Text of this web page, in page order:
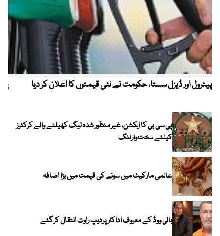
پیٹرول اور ڈیزل سستا، حکومت نے نئی قیمتوں کا اعلان کر دیا
پی سی بی کا ایکشن، غیر منظور شدہ لیگ کھیلنے والے کرکٹرز
کیلئے سخت وارننگ
عالمی مارکیٹ میں سونے کی قیمت میں بڑا اضافہ
بالی ووڈ کے معروف اداکار پردیپ راوت انتقال کر گئے